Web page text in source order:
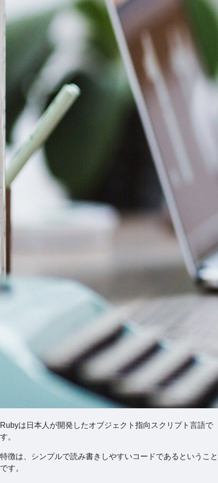
Rubyは日本人が開発したオブジェクト指向スクリプト言語で
す。
特徴は、シンプルで読み書きしやすいコードであるということ
です。